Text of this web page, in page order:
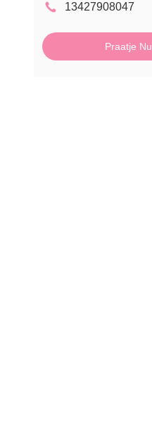
13427908047
Praatje Nu